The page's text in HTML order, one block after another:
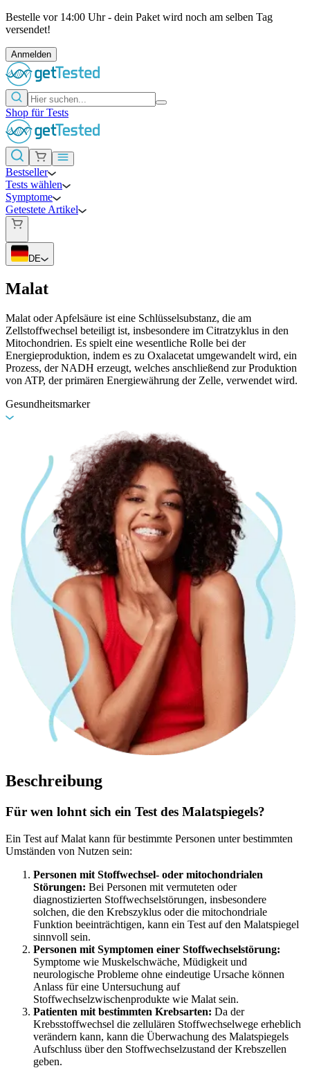
Bestelle vor 14:00 Uhr - dein Paket wird noch am selben Tag
versendet!
Anmelden
Shop für Tests
Bestseller
Tests wählen
Symptome
Getestete Artikel
DE
Malat
Malat oder Apfelsäure ist eine Schlüsselsubstanz, die am
Zellstoffwechsel beteiligt ist, insbesondere im Citratzyklus in den
Mitochondrien. Es spielt eine wesentliche Rolle bei der
Energieproduktion, indem es zu Oxalacetat umgewandelt wird, ein
Prozess, der NADH erzeugt, welches anschließend zur Produktion
von ATP, der primären Energiewährung der Zelle, verwendet wird.
Gesundheitsmarker
Beschreibung
Für wen lohnt sich ein Test des Malatspiegels?
Ein Test auf Malat kann für bestimmte Personen unter bestimmten
Umständen von Nutzen sein:
Personen mit Stoffwechsel- oder mitochondrialen
Störungen: Bei Personen mit vermuteten oder
diagnostizierten Stoffwechselstörungen, insbesondere
solchen, die den Krebszyklus oder die mitochondriale
Funktion beeinträchtigen, kann ein Test auf den Malatspiegel
sinnvoll sein.
Personen mit Symptomen einer Stoffwechselstörung:
Symptome wie Muskelschwäche, Müdigkeit und
neurologische Probleme ohne eindeutige Ursache können
Anlass für eine Untersuchung auf
Stoffwechselzwischenprodukte wie Malat sein.
Patienten mit bestimmten Krebsarten: Da der
Krebsstoffwechsel die zellulären Stoffwechselwege erheblich
verändern kann, kann die Überwachung des Malatspiegels
Aufschluss über den Stoffwechselzustand der Krebszellen
geben.